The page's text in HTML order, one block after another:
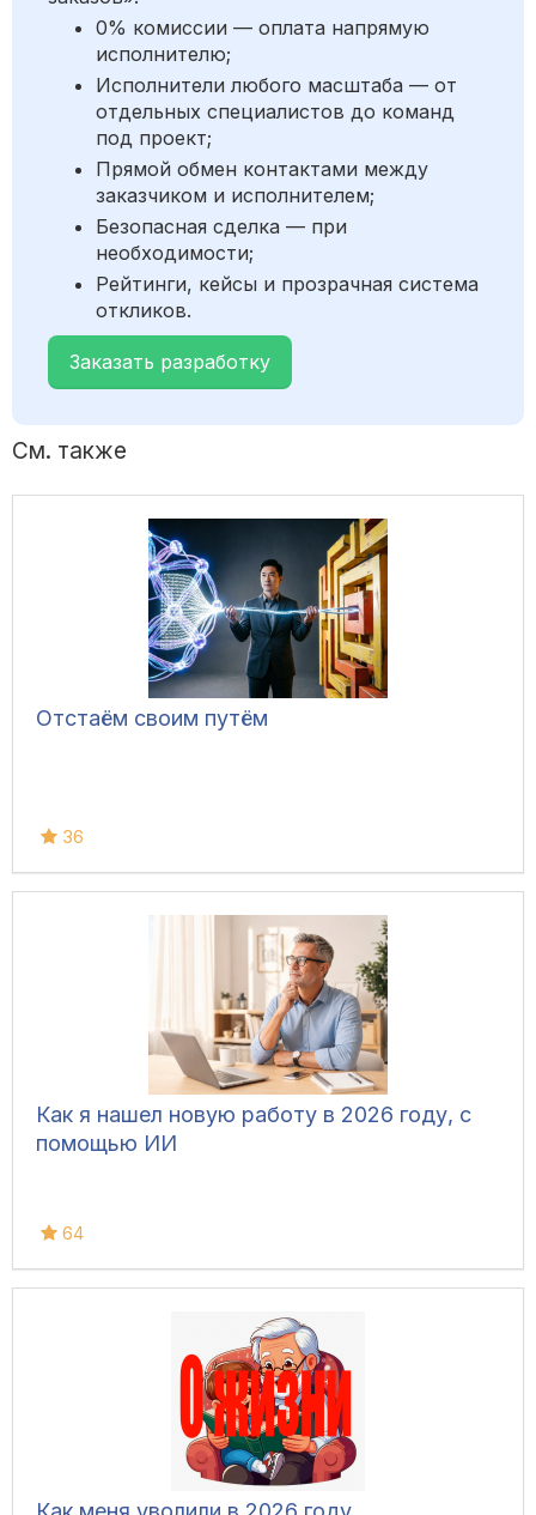
0% комиссии — оплата напрямую
исполнителю;
Исполнители любого масштаба — от
отдельных специалистов до команд
под проект;
Прямой обмен контактами между
заказчиком и исполнителем;
Безопасная сделка — при
необходимости;
Рейтинги, кейсы и прозрачная система
откликов.
Заказать разработку
См. также
Отстаём своим путём
36
Как я нашел новую работу в 2026 году, с
помощью ИИ
64